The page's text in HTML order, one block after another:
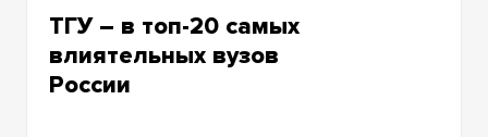
ТГУ – в топ-20 самых
влиятельных вузов
России